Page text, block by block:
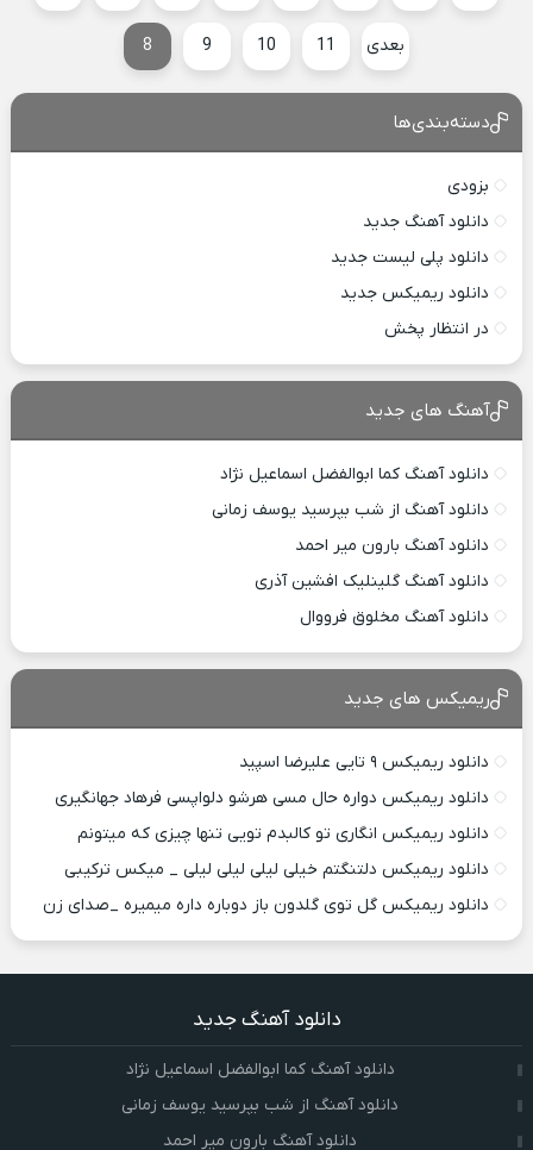
8 9 10 11 بعدی
دسته‌بندی‌ها
بزودی
دانلود آهنگ جدید
دانلود پلی لیست جدید
دانلود ریمیکس جدید
در انتظار پخش
آهنگ های جدید
دانلود آهنگ کما ابوالفضل اسماعیل نژاد
دانلود آهنگ از شب بپرسید یوسف زمانی
دانلود آهنگ بارون میر احمد
دانلود آهنگ گلینلیک افشین آذری
دانلود آهنگ مخلوق فرووال
ریمیکس های جدید
دانلود ریمیکس ۹ تایی علیرضا اسپید
دانلود ریمیکس دواره حال مسی هرشو دلواپسی فرهاد جهانگیری
دانلود ریمیکس انگاری تو کالبدم تویی تنها چیزی که میتونم
دانلود ریمیکس دلتنگتم خیلی لیلی لیلی لیلی _ میکس ترکیبی
دانلود ریمیکس گل توی گلدون باز دوباره داره میمیره _صدای زن
دانلود آهنگ جدید
دانلود آهنگ کما ابوالفضل اسماعیل نژاد
دانلود آهنگ از شب بپرسید یوسف زمانی
دانلود آهنگ بارون میر احمد